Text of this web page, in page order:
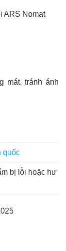
ARS Nomat
mát, tránh ánh
quốc
bị lỗi hoặc hư